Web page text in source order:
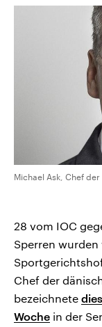
Michael Ask, Chef
28 vom IOC
Sperren
Chef der
bezeichnete
Woche in der